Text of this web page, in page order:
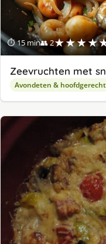
⏱ 15 min👥 2
Zeevruchten met
Avondeten &